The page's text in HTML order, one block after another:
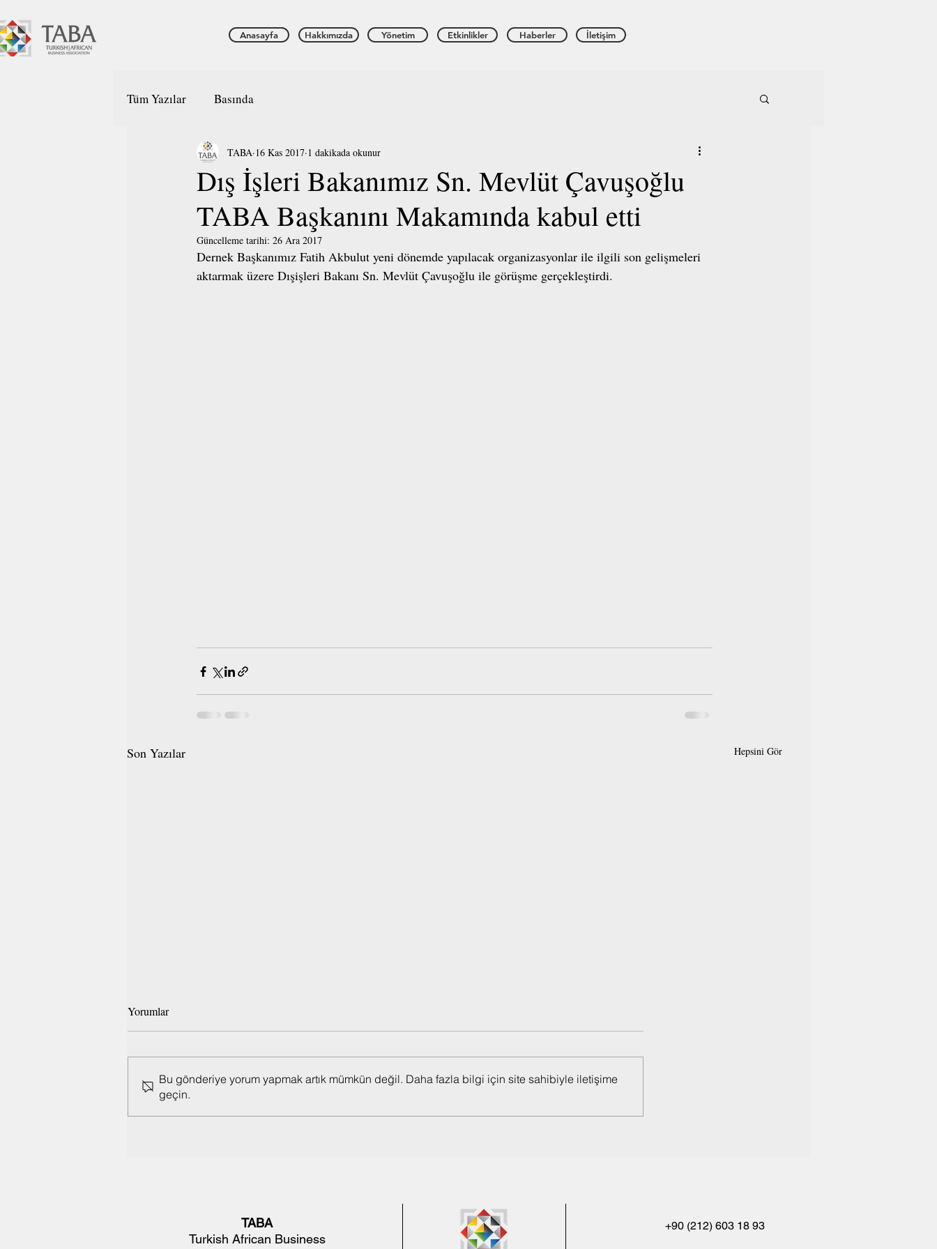
Anasayfa Hakkımızda Yönetim Etkinlikler Haberler İletişim
Tüm Yazılar Basında
Dış İşleri Bakanımız Sn. Mevlüt Çavuşoğlu
TABA Başkanını Makamında kabul etti
TABA 16 Kas 2017 1 dakikada okunur
Güncelleme tarihi: 26 Ara 2017
Dernek Başkanımız Fatih Akbulut yeni dönemde yapılacak organizasyonlar ile ilgili son gelişmeleri
aktarmak üzere Dışişleri Bakanı Sn. Mevlüt Çavuşoğlu ile görüşme gerçekleştirdi.
Son Yazılar Hepsini Gör
TABA Başkanı Fatih Akbulut,
Moritanyalılar Cumhurbaşkanı
TABA Moritanya Türk
Yorumlar
Bu gönderiye yorum yapmak artık mümkün değil. Daha fazla bilgi için site sahibiyle iletişime
geçin.
TABA
Turkish African Business
+90 (212) 603 18 93